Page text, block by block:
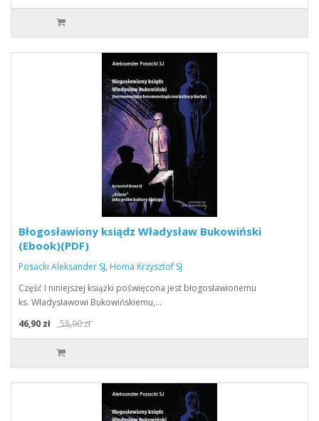
Błogosławiony ksiądz Władysław Bukowiński
(Ebook)(PDF)
Posacki Aleksander SJ, Homa Krzysztof SJ
Część I niniejszej książki poświęcona jest błogosławionemu
ks. Władysławowi Bukowińskiemu,…
46,90 zł
58,90 zł